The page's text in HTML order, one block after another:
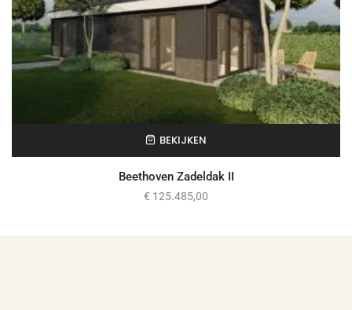
BEKIJKEN
Beethoven Zadeldak II
€ 125.485,00